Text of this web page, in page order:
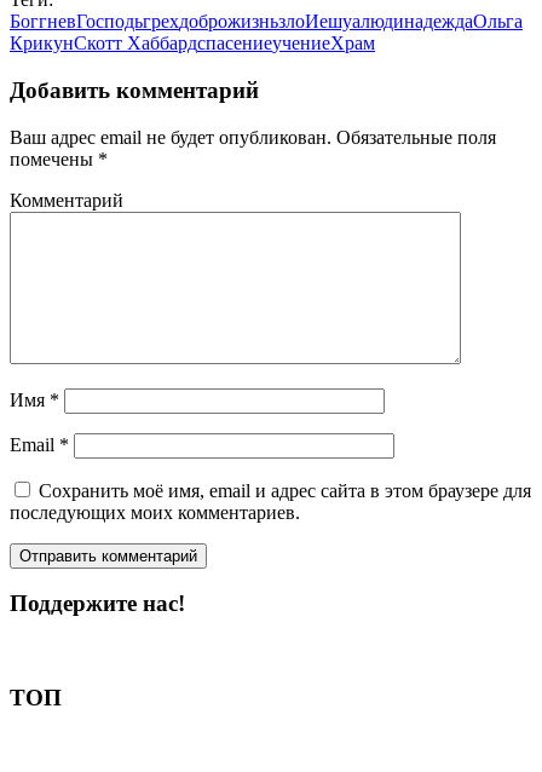
БоггневГосподьгрехдоброжизньзлоИешуалюдинадеждаОльга
КрикунСкотт ХаббардспасениеучениеХрам
Добавить комментарий
Ваш адрес email не будет опубликован. Обязательные поля
помечены *
Комментарий
Имя *
Email *
Сохранить моё имя, email и адрес сайта в этом браузере для
последующих моих комментариев.
Поддержите нас!
ТОП